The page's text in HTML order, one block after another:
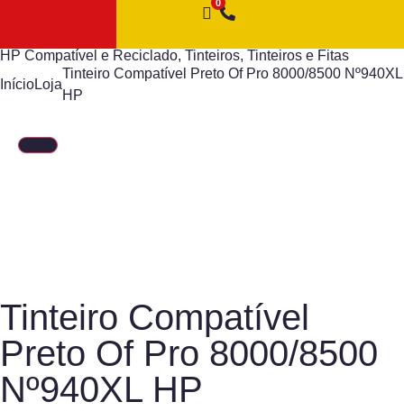
HP Compatível e Reciclado, Tinteiros, Tinteiros e Fitas
InícioLoja
Tinteiro Compatível Preto Of Pro 8000/8500 Nº940XL
HP
Tinteiro Compatível
Preto Of Pro 8000/8500
Nº940XL HP